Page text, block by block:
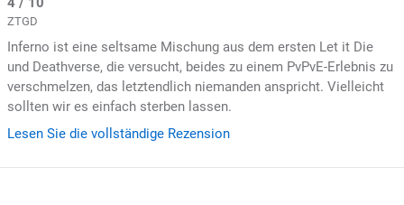
ZTGD
Inferno ist eine seltsame Mischung aus dem ersten Let it Die
und Deathverse, die versucht, beides zu einem PvPvE-Erlebnis zu
verschmelzen, das letztendlich niemanden anspricht. Vielleicht
sollten wir es einfach sterben lassen.
Lesen Sie die vollständige Rezension